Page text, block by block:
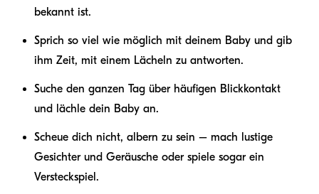
bekannt ist.
Sprich so viel wie möglich mit deinem Baby und gib
ihm Zeit, mit einem Lächeln zu antworten.
Suche den ganzen Tag über häufigen Blickkontakt
und lächle dein Baby an.
Scheue dich nicht, albern zu sein – mach lustige
Gesichter und Geräusche oder spiele sogar ein
Versteckspiel.